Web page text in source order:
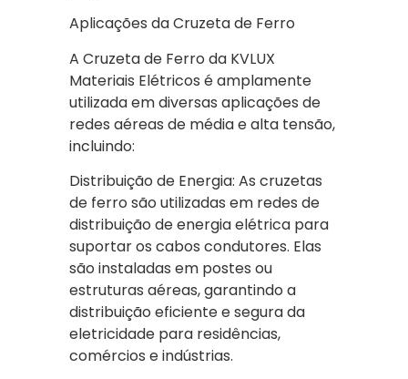
Aplicações da Cruzeta de Ferro
A Cruzeta de Ferro da KVLUX
Materiais Elétricos é amplamente
utilizada em diversas aplicações de
redes aéreas de média e alta tensão,
incluindo:
Distribuição de Energia: As cruzetas
de ferro são utilizadas em redes de
distribuição de energia elétrica para
suportar os cabos condutores. Elas
são instaladas em postes ou
estruturas aéreas, garantindo a
distribuição eficiente e segura da
eletricidade para residências,
comércios e indústrias.